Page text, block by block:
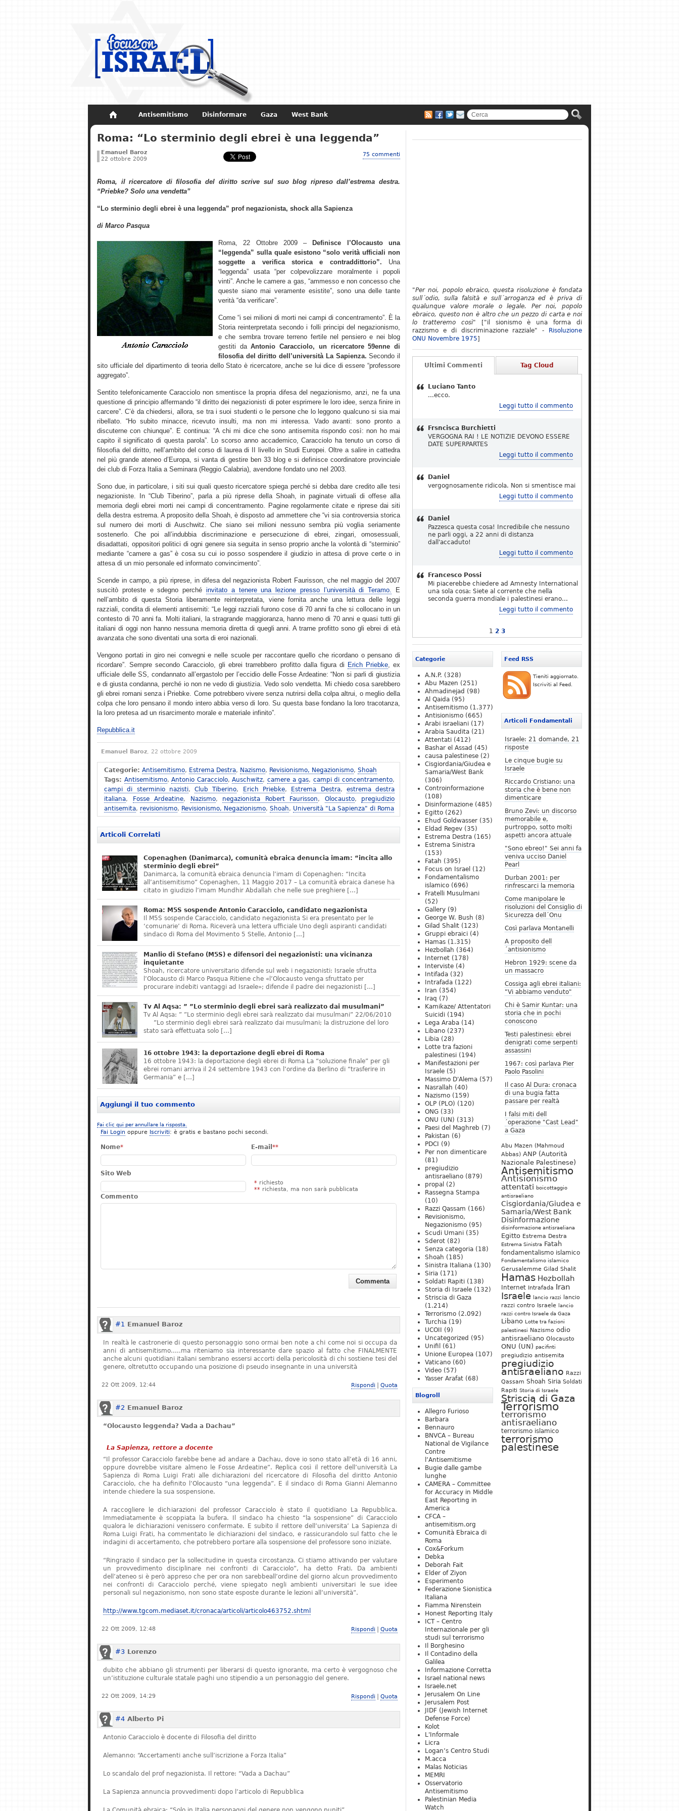
Antisemitismo Disinformare Gaza West Bank
Non dimenticare Storia di Israele
Roma: “Lo sterminio degli ebrei è una leggenda”
Emanuel Baroz
22 ottobre 2009
75 commenti
Roma, il ricercatore di filosofia del diritto scrive sul suo blog ripreso dall’estrema destra.
“Priebke? Solo una vendetta”
“Lo sterminio degli ebrei è una leggenda” prof negazionista, shock alla Sapienza
di Marco Pasqua
Roma, 22 Ottobre 2009 –
Definisce l’Olocausto una
“leggenda” sulla quale esistono “solo verità ufficiali non
soggette a verifica storica e contraddittorio”. Una
“leggenda” usata “per colpevolizzare moralmente i popoli
vinti”. Anche le camere a gas, “ammesso e non concesso che
queste siano mai veramente esistite”, sono una delle tante
verità “da verificare”.
Come “i sei milioni di morti nei campi di concentramento”. È la
Storia reinterpretata secondo i folli principi del negazionismo,
e che sembra trovare terreno fertile nel pensiero e nei blog
gestiti daAntonio Caracciolo, un ricercatore 59enne di
filosofia del diritto dell’università La Sapienza. Secondo il
sito ufficiale del dipartimento di teoria dello Stato è ricercatore, anche se lui dice di essere “professore
aggregato”.
Sentito telefonicamente Caracciolo non smentisce la propria difesa del negazionismo, anzi, ne fa una
questione di principio affermando “il diritto dei negazionisti di poter esprimere le loro idee, senza finire in
carcere”. C’è da chiedersi, allora, se tra i suoi studenti o le persone che lo leggono qualcuno si sia mai
ribellato. “Ho subito minacce, ricevuto insulti, ma non mi interessa. Vado avanti: sono pronto a
discuterne con chiunque”. E continua: “A chi mi dice che sono antisemita rispondo così: non ho mai
capito il significato di questa parola”. Lo scorso anno accademico, Caracciolo ha tenuto un corso di
filosofia del diritto, nell’ambito del corso di laurea di II livello in Studi Europei. Oltre a salire in cattedra
nel più grande ateneo d’Europa, si vanta di gestire ben 33 blog e si definisce coordinatore provinciale
dei club di Forza Italia a Seminara (Reggio Calabria), avendone fondato uno nel 2003.
Sono due, in particolare, i siti sui quali questo ricercatore spiega perché si debba dare credito alle tesi
negazioniste. In “Club Tiberino”, parla a più riprese della Shoah, in paginate virtuali di offese alla
memoria degli ebrei morti nei campi di concentramento. Pagine regolarmente citate e riprese dai siti
della destra estrema. A proposito della Shoah, è disposto ad ammettere che “vi sia controversia storica
sul numero dei morti di Auschwitz. Che siano sei milioni nessuno sembra più voglia seriamente
sostenerlo. Che poi all’indubbia discriminazione e persecuzione di ebrei, zingari, omosessuali,
disadattati, oppositori politici di ogni genere sia seguita in senso proprio anche la volontà di “sterminio”
mediante “camere a gas” è cosa su cui io posso sospendere il giudizio in attesa di prove certe o in
attesa di un mio personale ed informato convincimento”.
Scende in campo, a più riprese, in difesa del negazionista Robert Faurisson, che nel maggio del 2007
suscitò proteste e sdegno perché invitato a tenere una lezione presso l’università di Teramo. E
nell’ambito di questa Storia liberamente reinterpretata, viene fornita anche una lettura delle leggi
razziali, condita di elementi antisemiti: “Le leggi razziali furono cose di 70 anni fa che si collocano in un
contesto di 70 anni fa. Molti italiani, la stragrande maggioranza, hanno meno di 70 anni e quasi tutti gli
italiani di oggi non hanno nessuna memoria diretta di quegli anni. A trarne profitto sono gli ebrei di età
avanzata che sono diventati una sorta di eroi nazionali.
Vengono portati in giro nei convegni e nelle scuole per raccontare quello che ricordano o pensano di
ricordare”. Sempre secondo Caracciolo, gli ebrei trarrebbero profitto dalla figura di Erich Priebke, ex
ufficiale delle SS, condannato all’ergastolo per l’eccidio delle Fosse Ardeatine: “Non si parli di giustizia
e di giusta condanna, perché io non ne vedo di giustizia. Vedo solo vendetta. Mi chiedo cosa sarebbero
gli ebrei romani senza i Priebke. Come potrebbero vivere senza nutrirsi della colpa altrui, o meglio della
colpa che loro pensano il mondo intero abbia verso di loro. Su questa base fondano la loro tracotanza,
la loro pretesa ad un risarcimento morale e materiale infinito”.
Repubblica.it
Emanuel Baroz, 22 ottobre 2009
Categorie: Antisemitismo, Estrema Destra, Nazismo, Revisionismo, Negazionismo, Shoah
Tags: Antisemitismo,Antonio Caracciolo,Auschwitz,camere a gas, campi di concentramento,
campi di sterminio nazisti,Club Tiberino, Erich Priebke, Estrema Destra, estrema destra
italiana, Fosse Ardeatine, Nazismo, negazionista Robert Faurisson, Olocausto, pregiudizio
antisemita, revisionismo, Revisionismo, Negazionismo, Shoah, Università "La Sapienza" di Roma
Articoli Correlati
Copenaghen (Danimarca), comunità ebraica denuncia imam: “incita allo
sterminio degli ebrei”
Danimarca, la comunità ebraica denuncia l’imam di Copenaghen: “Incita
all’antisemitismo” Copenaghen, 11 Maggio 2017 – La comunità ebraica danese ha
citato in giudizio l’imam Mundhir Abdallah che nelle sue preghiere […]
Roma: M5S sospende Antonio Caracciolo, candidato negazionista
Il M5S sospende Caracciolo, candidato negazionista Si era presentato per le
‘comunarie’ di Roma. Riceverà una lettera ufficiale Uno degli aspiranti candidati
sindaco di Roma del Movimento 5 Stelle, Antonio […]
Manlio di Stefano (M5S) e difensori dei negazionisti: una vicinanza
inquietante
Shoah, ricercatore universitario difende sul web i negazionisti: Israele sfrutta
l’Olocausto di Marco Pasqua Ritiene che «l’Olocausto venga sfruttato per
procurare indebiti vantaggi ad Israele»; difende il padre dei negazionisti […]
Tv Al Aqsa: ” ”Lo sterminio degli ebrei sarà realizzato dai musulmani”
Tv Al Aqsa: ” ”Lo sterminio degli ebrei sarà realizzato dai musulmani” 22/06/2010
”Lo sterminio degli ebrei sarà realizzato dai musulmani; la distruzione del loro
stato sarà effettuata solo […]
16 ottobre 1943: la deportazione degli ebrei di Roma
16 ottobre 1943: la deportazione degli ebrei di Roma La “soluzione finale” per gli
ebrei romani arriva il 24 settembre 1943 con l’ordine da Berlino di “trasferire in
Germania” e […]
Aggiungi il tuo commento
Fai clic qui per annullare la risposta.
Fai Login oppure Iscriviti: è gratis e bastano pochi secondi.
Nome* E-mail **
Sito Web
* richiesto
** richiesta, ma non sarà pubblicata
Commento
#1 Emanuel Baroz
In realtà le castronerie di questo personaggio sono ormai ben note a chi come noi si occupa da
anni di antisemitismo…..ma riteniamo sia interessante dare spazio al fatto che FINALMENTE
anche alcuni quotidiani italiani sembrano essersi accorti della pericolosità di chi sostiene tesi del
genere, oltretutto occupando una posizione di pseudo insegnante in una università
22 Ott 2009, 12:44 Rispondi Quota
#2 Emanuel Baroz
“Olocausto leggenda? Vada a Dachau”
La Sapienza, rettore a docente
“Il professor Caracciolo farebbe bene ad andare a Dachau, dove io sono stato all’età di 16 anni,
oppure dovrebbe visitare almeno le Fosse Ardeatine”. Replica così il rettore dell’università La
Sapienza di Roma Luigi Frati alle dichiarazioni del ricercatore di Filosofia del diritto Antonio
Caracciolo, che ha definito l’Olocausto “una leggenda”. E il sindaco di Roma Gianni Alemanno
intende chiedere la sua sospensione.
A raccogliere le dichiarazioni del professor Caracciolo è stato il quotidiano La Repubblica.
Immediatamente è scoppiata la bufera. Il sindaco ha chiesto “la sospensione” di Caracciolo
qualora le dichiarazioni venissero confermate. E subito il rettore dell’universita’ La Sapienza di
Roma Luigi Frati, ha commentato le dichiarazioni del sindaco, e rassicurandolo sul fatto che le
indagini di accertamento, che potrebbero portare alla sospensione del professore sono iniziate.
“Ringrazio il sindaco per la sollecitudine in questa circostanza. Ci stiamo attivando per valutare
un provvedimento disciplinare nei confronti di Caracciolo”, ha detto Frati. Da ambienti
dell’ateneo si è però appreso che per ora non sarebbeall’ordine del giorno alcun provvedimento
nei confronti di Caracciolo perché, viene spiegato negli ambienti universitari le sue idee
personali sul negazionismo, non sono state esposte durante le lezioni all’università”.
http://www.tgcom.mediaset.it/cronaca/articoli/articolo463752.shtml
22 Ott 2009, 12:48 Rispondi Quota
#3 Lorenzo
dubito che abbiano gli strumenti per liberarsi di questo ignorante, ma certo è vergognoso che
un’istituzione culturale statale paghi uno stipendio a un personaggio del genere.
22 Ott 2009, 14:29 Rispondi Quota
#4 Alberto Pi
Antonio Caracciolo è docente di Filosofia del diritto
Alemanno: “Accertamenti anche sull’iscrizione a Forza Italia”
Lo scandalo del prof negazionista. Il rettore: “Vada a Dachau”
La Sapienza annuncia provvedimenti dopo l’articolo di Repubblica
"Per noi, popolo ebraico, questa risoluzione è fondata
sull´odio, sulla falsità e sull´arroganza ed è priva di
qualunque valore morale o legale. Per noi, popolo
ebraico, questo non è altro che un pezzo di carta e noi
lo tratteremo così" ["il sionismo è una forma di
razzismo e di discriminazione razziale" -
Risoluzione
ONU Novembre 1975]
Ultimi Commenti Tag Cloud
Luciano Tanto
...ecco.
Leggi tutto il commento
Frsncisca Burchietti
VERGOGNA RAI ! LE NOTIZIE DEVONO ESSERE
DATE SUPERPARTES
Leggi tutto il commento
Daniel
vergognosamente ridicola. Non si smentisce mai
Leggi tutto il commento
Daniel
Pazzesca questa cosa! Incredibile che nessuno
ne parli oggi, a 22 anni di distanza
dall'accaduto!
Leggi tutto il commento
Francesco Possi
Mi piacerebbe chiedere ad Amnesty International
una sola cosa: Siete al corrente che nella
seconda guerra mondiale i palestinesi erano…
Leggi tutto il commento
1 2 3
Feed RSS
Tieniti aggiornato.
Iscriviti al Feed.
Articoli Fondamentali
Israele: 21 domande, 21
risposte
Le cinque bugie su
Israele
Riccardo Cristiano: una
storia che è bene non
dimenticare
Bruno Zevi: un discorso
memorabile e,
purtroppo, sotto molti
aspetti ancora attuale
"Sono ebreo!" Sei anni fa
veniva ucciso Daniel
Pearl
Durban 2001: per
rinfrescarci la memoria
Come manipolare le
risoluzioni del Consiglio di
Sicurezza dell´Onu
Così parlava Montanelli
A proposito dell
´antisionismo
Hebron 1929: scene da
un massacro
Cossiga agli ebrei italiani:
"Vi abbiamo venduto"
Chi è Samir Kuntar: una
storia che in pochi
conoscono
Testi palestinesi: ebrei
denigrati come serpenti
assassini
1967: così parlava Pier
Paolo Pasolini
Il caso Al Dura: cronaca
di una bugia fatta
passare per realtà
I falsi miti dell
´operazione "Cast Lead"
a Gaza
Abu Mazen (Mahmoud
Abbas) ANP (Autorità
Nazionale Palestinese)
Antisemitismo
Antisionismo
attentati boicottaggio
antisraeliano
Cisgiordania/Giudea e
Samaria/West Bank
Disinformazione
disinformazione antisraeliana
Egitto Estrema Destra
Estrema Sinistra Fatah
fondamentalismo islamico
Fondamentalismo islamico
Gerusalemme Gilad Shalit
Hamas Hezbollah
Internet Intrafada Iran
Israele lancio razzi
lancio
razzi contro Israele lancio
razzi contro Israele da Gaza
Libano Lotte tra fazioni
palestinesi Nazismo odio
antisraeliano Olocausto
ONU (UN) pacifinti
pregiudizio antisemita
pregiudizio
antisraeliano Razzi
Qassam Shoah Siria Soldati
Rapiti Storia di Israele
Striscia di Gaza
Terrorismo
terrorismo
antisraeliano
terrorismo islamico
terrorismo
palestinese
Categorie
A.N.P. (328)
Abu Mazen (251)
Ahmadinejad (98)
Al Qaida (95)
Antisemitismo (1.377)
Antisionismo (665)
Arabi israeliani (17)
Arabia Saudita (21)
Attentati (412)
Bashar el Assad (45)
causa palestinese (2)
Cisgiordania/Giudea e
Samaria/West Bank
(306)
Controinformazione
(108)
Disinformazione (485)
Egitto (262)
Ehud Goldwasser (35)
Eldad Regev (35)
Estrema Destra (165)
Estrema Sinistra
(153)
Fatah (395)
Focus on Israel (12)
Fondamentalismo
islamico (696)
Fratelli Musulmani
(52)
Gallery (9)
George W. Bush (8)
Gilad Shalit (123)
Gruppi ebraici (4)
Hamas (1.315)
Hezbollah (364)
Internet (178)
Interviste (4)
Intifada (32)
Intrafada (122)
Iran (354)
Iraq (7)
Kamikaze/ Attentatori
Suicidi (194)
Lega Araba (14)
Libano (237)
Libia (28)
Lotte tra fazioni
palestinesi (194)
Manifestazioni per
Israele (5)
Massimo D'Alema (57)
Nasrallah (40)
Nazismo (159)
OLP (PLO) (120)
ONG (33)
ONU (UN) (313)
Paesi del Maghreb (7)
Pakistan (6)
PDCI
(9)
Per non dimenticare
(81)
pregiudizio
antisraeliano (879)
propal (2)
Rassegna Stampa
(10)
Razzi Qassam (166)
Revisionismo,
Negazionismo (95)
Scudi Umani (35)
Sderot (82)
Senza categoria (18)
Shoah (185)
Sinistra Italiana (130)
Siria (171)
Soldati Rapiti (138)
Storia di Israele (132)
Striscia di Gaza
(1.214)
Terrorismo (2.092)
Turchia (19)
UCOII
(9)
Uncategorized (95)
Unifil
(61)
Unione Europea (107)
Vaticano (60)
Video (57)
Yasser Arafat (68)
Blogroll
Allegro Furioso
Barbara
Bennauro
BNVCA – Bureau
National de Vigilance
Contre
l’Antisemitisme
Bugie dalle gambe
lunghe
CAMERA – Committee
for Accuracy in Middle
East Reporting in
America
CFCA –
antisemitism.org
Comunità Ebraica di
Roma
Cox&Forkum
Debka
Deborah Fait
Elder of Ziyon
Esperimento
Federazione Sionistica
Italiana
Fiamma Nirenstein
Honest Reporting Italy
ICT – Centro
Internazionale per gli
studi sul terrorismo
Il Borghesino
Il Contadino della
Galilea
Informazione Corretta
Israel national news
Israele.net
Jerusalem On Line
Jerusalem Post
JIDF (Jewish Internet
Defense Force)
Kolot
L'Informale
Licra
Logan’s Centro Studi
M.acca
Malas Noticias
MEMRI
Osservatorio
Antisemitismo
Palestinian Media
Watch